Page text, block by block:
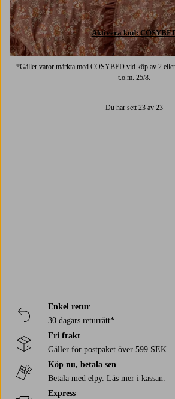
Aktivera kod:
*Gäller varor märkta med COSYBED vid köp av 2
t.o.m. 25/8.
Du har sett 23 av 23
Enkel retur
30 dagars returrätt*
Fri frakt
Gäller för postpaket över 599 SEK
Köp nu, betala sen
Betala med elpy. Läs mer i kassan.
Express